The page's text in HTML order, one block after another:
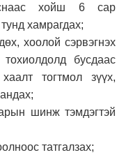
хойш 6 сар
хамрагдах;
хоолой сэрвэгнэх
бусдаас
тогтмол зүүх,
шинж тэмдэгтэй
татгалзах;